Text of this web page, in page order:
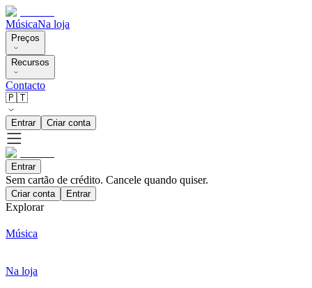
MúsicaNa loja
Preços
Recursos
Contacto
🇵🇹
Entrar Criar conta
Entrar
Sem cartão de crédito. Cancele quando quiser.
Criar conta Entrar
Explorar
Música
Na loja